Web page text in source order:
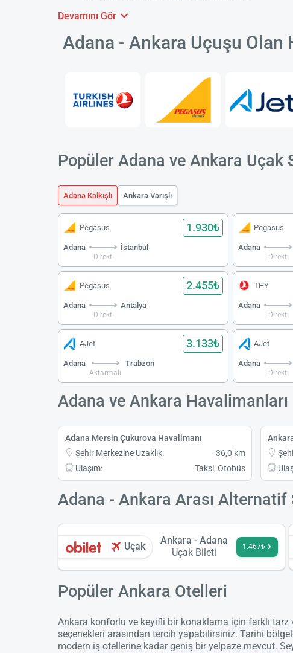
Devamını Gör
Adana - Ankara Uçuşu Olan
Popüler Adana ve Ankara Uçak
Adana Kalkışlı Ankara Varışlı
Pegasus 1.930₺
Adana
Direkt
İstanbul
Pegasus
Adana
Direkt
Pegasus 2.455₺
Adana
Direkt
Antalya
THY
Adana
Direkt
AJet 3.133₺
Adana
Aktarmalı
Trabzon
AJet
Adana
Direkt
Adana ve Ankara Havalimanları
Adana Mersin Çukurova Havalimanı
Şehir Merkezine Uzaklık:
36,0 km
Ulaşım:
Taksi, Otobüs
Adana - Ankara Arası Alternatif
Uçak
Ankara - Adana
Uçak Bileti
1.467₺
Popüler Ankara Otelleri
Ankara konforlu ve keyifli bir konaklama için farklı tarz
seçenekleri arasından tercih yapabilirsiniz. Tarihi
modern iş otellerine kadar geniş bir yelpaze mevcut.